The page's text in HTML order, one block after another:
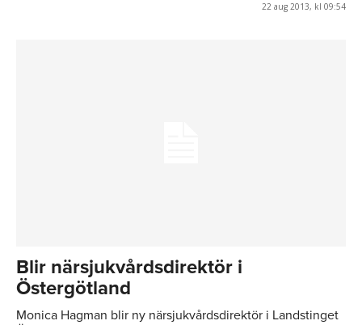
22 aug 2013, kl 09:54
Blir närsjukvårdsdirektör i
Östergötland
Monica Hagman blir ny närsjukvårdsdirektör i Landstinget